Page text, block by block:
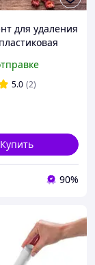
для удаления
вишни
5.0 (2)
Купить
90%